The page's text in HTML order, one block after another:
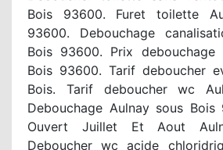
Bois 93600. Furet toilette
93600. Debouchage
Bois 93600. Prix
Bois 93600. Tarif deboucher
Bois. Tarif deboucher wc
Debouchage Aulnay sous Bois
Ouvert Juillet Et Aout
Deboucher wc acide